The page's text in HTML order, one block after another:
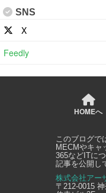
SNS
X
Feedly
HOMEへ
このブログで
MECMやキャ
365などITに
記事を公開し
株式会社アー
〒212-0015